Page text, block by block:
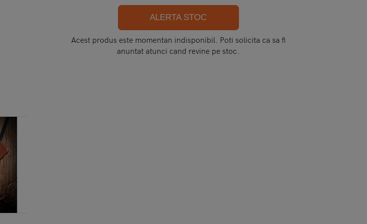
ALERTA STOC
Acest produs este momentan indisponibil. Poti solicita ca sa fi
anuntat atunci cand revine pe stoc.